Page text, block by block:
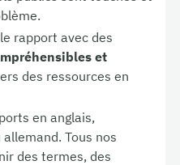
rapport avec des
et
des ressources en
en anglais,
Tous nos
des termes, des